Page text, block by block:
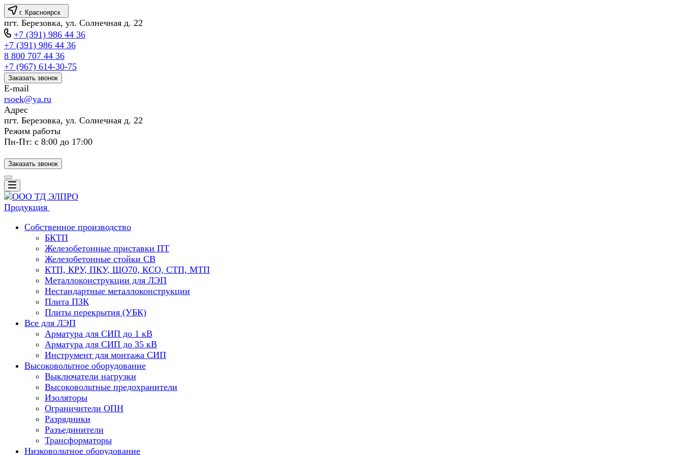
г. Красноярск
пгт. Березовка, ул. Солнечная д. 22
+7 (391) 986 44 36
+7 (391) 986 44 36
8 800 707 44 36
+7 (967) 614-30-75
Заказать звонок
E-mail
rsoek@ya.ru
Адрес
пгт. Березовка, ул. Солнечная д. 22
Режим работы
Пн-Пт: с 8:00 до 17:00
Заказать звонок
Продукция
Собственное производство
БКТП
Железобетонные приставки ПТ
Железобетонные стойки СВ
КТП, КРУ, ПКУ, ЩО70, КСО, СТП, МТП
Металлоконструкции для ЛЭП
Нестандартные металлоконструкции
Плита ПЗК
Плиты перекрытия (УБК)
Все для ЛЭП
Арматура для СИП до 1 кВ
Арматура для СИП до 35 кВ
Инструмент для монтажа СИП
Высоковольтное оборудование
Выключатели нагрузки
Высоковольтные предохранители
Изоляторы
Ограничители ОПН
Разрядники
Разъединители
Трансформаторы
Низковольтное оборудование